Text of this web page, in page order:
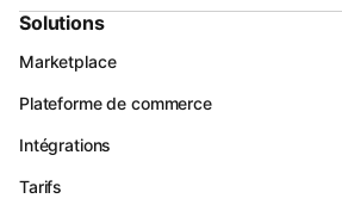
Solutions
Marketplace
Plateforme de commerce
Intégrations
Tarifs